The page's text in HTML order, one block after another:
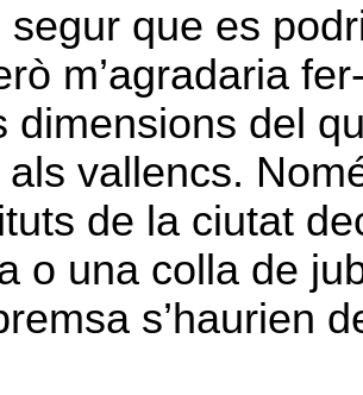
que es
m’agradaria
dimensions del
vallencs.
de la ciutat
o una colla de
s’haurien